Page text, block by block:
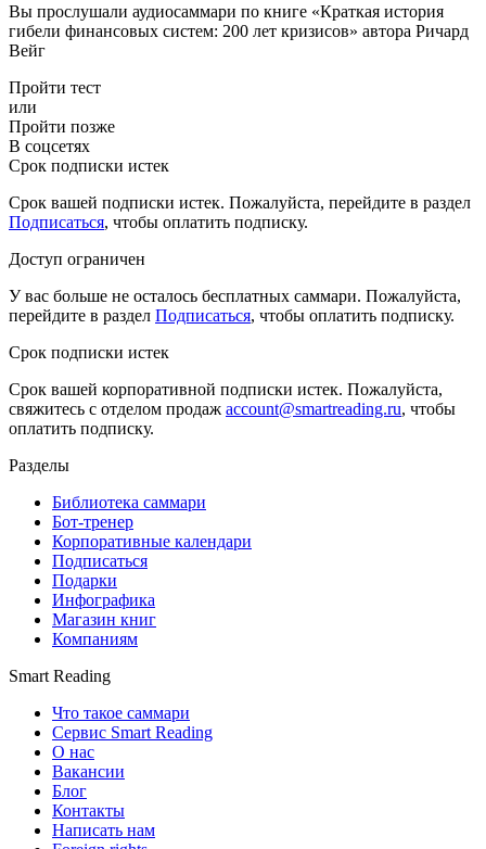
Вы прослушали аудиосаммари по книге «Краткая история
гибели финансовых систем: 200 лет кризисов» автора Ричард
Вейг
Пройти тест
или
Пройти позже
В соцсетях
Срок подписки истек
Срок вашей подписки истек. Пожалуйста, перейдите в раздел
Подписаться, чтобы оплатить подписку.
Доступ ограничен
У вас больше не осталось бесплатных саммари. Пожалуйста,
перейдите в раздел Подписаться, чтобы оплатить подписку.
Срок подписки истек
Срок вашей корпоративной подписки истек. Пожалуйста,
свяжитесь с отделом продаж account@smartreading.ru, чтобы
оплатить подписку.
Разделы
Библиотека саммари
Бот-тренер
Корпоративные календари
Подписаться
Подарки
Инфографика
Магазин книг
Компаниям
Smart Reading
Что такое саммари
Сервис Smart Reading
О нас
Вакансии
Блог
Контакты
Написать нам